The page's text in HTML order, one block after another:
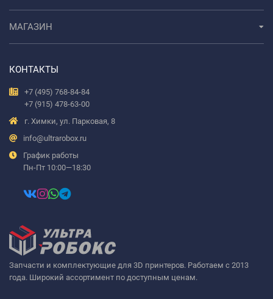
Запчасти и комплектующие для 3D принтеров. Работаем с 2013
года. Широкий ассортимент по доступным ценам.
МАГАЗИН
КОНТАКТЫ
+7 (495) 768-84-84
+7 (915) 478-63-00
г. Химки, ул. Парковая, 8
info@ultrarobox.ru
График работы
Пн-Пт 10:00—18:30